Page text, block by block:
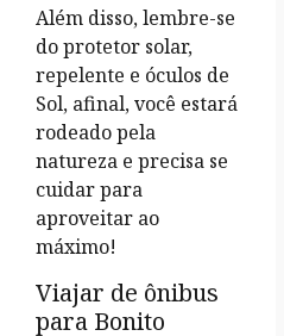
Além disso, lembre-se
do protetor solar,
repelente e óculos de
Sol, afinal, você estará
rodeado pela
natureza e precisa se
cuidar para
aproveitar ao
máximo!
Viajar de ônibus
para Bonito